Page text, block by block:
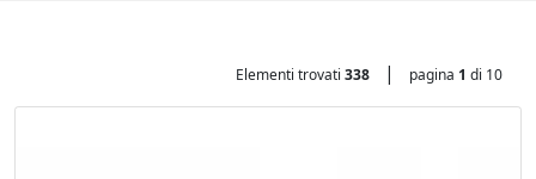
Elementi trovati 338 | pagina 1 di 10